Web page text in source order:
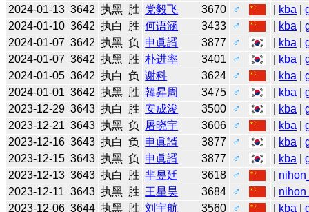
2024-01-13 3642 执黑 胜 党毅飞 3670 ♂ kba |
2024-01-10 3642 执白 胜 何语涵 3433 ♂ kba |
2024-01-07 3642 执黑 负 申眞諝 3877 ♂ kba |
2024-01-07 3642 执黑 胜 朴进率 3401 ♂ kba |
2024-01-05 3642 执白 负 谢科 3624 ♂ kba |
2024-01-01 3642 执黑 胜 韓昇周 3475 ♂ kba |
2023-12-29 3643 执白 胜 安成浚 3500 ♂ kba |
2023-12-21 3643 执黑 负 屠晓宇 3606 ♂ kba |
2023-12-16 3643 执白 负 申眞諝 3877 ♂ kba |
2023-12-15 3643 执黑 负 申眞諝 3877 ♂ kba |
2023-12-13 3643 执白 胜 芈昱廷 3618 ♂
2023-12-11 3643 执黑 胜 王星昊 3684 ♂
2023-12-06 3644 执黑 胜 刘宇航 3560 ♂ kba |